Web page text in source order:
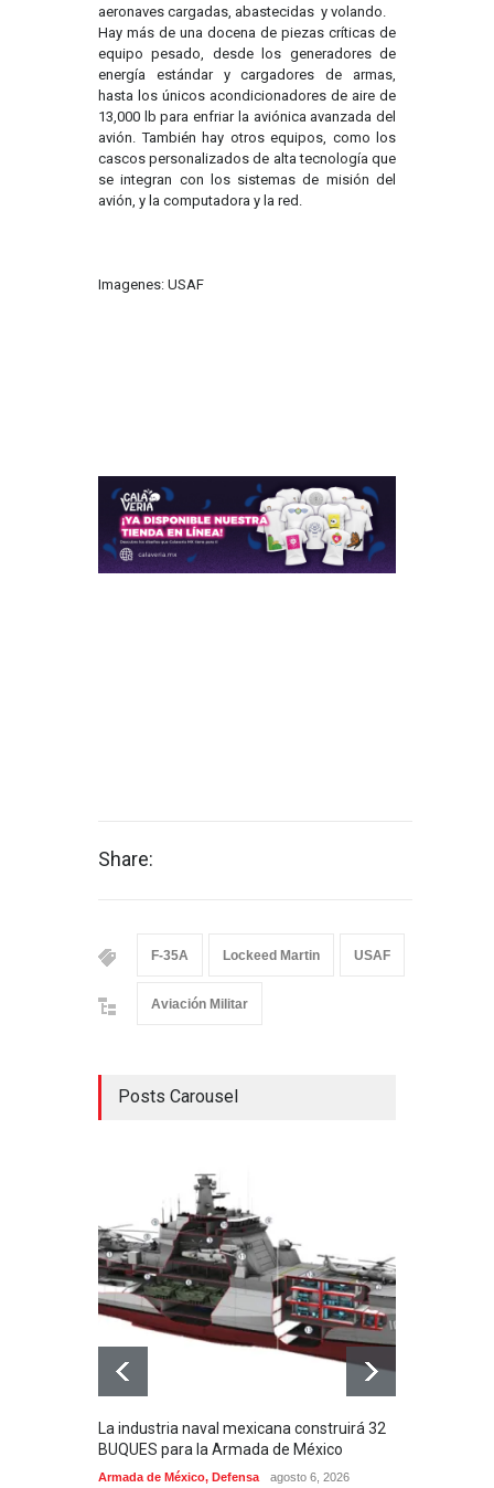
aeronaves cargadas, abastecidas y volando.
Hay más de una docena de piezas críticas de
equipo pesado, desde los generadores de
energía estándar y cargadores de armas,
hasta los únicos acondicionadores de aire de
13,000 lb para enfriar la aviónica avanzada del
avión. También hay otros equipos, como los
cascos personalizados de alta tecnología que
se integran con los sistemas de misión del
avión, y la computadora y la red.
Imagenes: USAF
Share:
F-35A Lockeed Martin USAF
Aviación Militar
Posts Carousel
La industria naval mexicana construirá 32
BUQUES para la Armada de México
Armada de México, Defensa agosto 6, 2026